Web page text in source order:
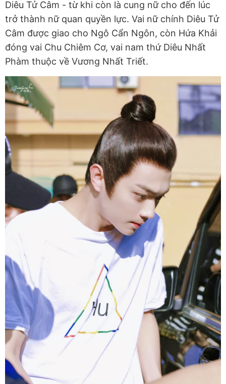
Diêu Tử Câm - từ khi còn là cung nữ cho đến lúc
trở thành nữ quan quyền lực. Vai nữ chính Diêu Tử
Câm được giao cho Ngô Cẩn Ngôn, còn Hứa Khải
đóng vai Chu Chiêm Cơ, vai nam thứ Diêu Nhất
Phàm thuộc về Vương Nhất Triết.